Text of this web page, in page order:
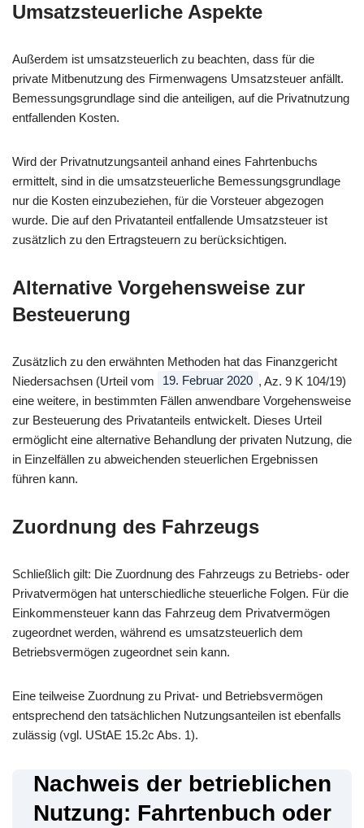
Umsatzsteuerliche Aspekte
Außerdem ist umsatzsteuerlich zu beachten, dass für die
private Mitbenutzung des Firmenwagens Umsatzsteuer anfällt.
Bemessungsgrundlage sind die anteiligen, auf die Privatnutzung
entfallenden Kosten.
Wird der Privatnutzungsanteil anhand eines Fahrtenbuchs
ermittelt, sind in die umsatzsteuerliche Bemessungsgrundlage
nur die Kosten einzubeziehen, für die Vorsteuer abgezogen
wurde. Die auf den Privatanteil entfallende Umsatzsteuer ist
zusätzlich zu den Ertragsteuern zu berücksichtigen.
Alternative Vorgehensweise zur
Besteuerung
Zusätzlich zu den erwähnten Methoden hat das Finanzgericht
Niedersachsen (Urteil vom
19. Februar 2020 , Az. 9 K 104/19)
eine weitere, in bestimmten Fällen anwendbare Vorgehensweise
zur Besteuerung des Privatanteils entwickelt. Dieses Urteil
ermöglicht eine alternative Behandlung der privaten Nutzung, die
in Einzelfällen zu abweichenden steuerlichen Ergebnissen
führen kann.
Zuordnung des Fahrzeugs
Schließlich gilt: Die Zuordnung des Fahrzeugs zu Betriebs- oder
Privatvermögen hat unterschiedliche steuerliche Folgen. Für die
Einkommensteuer kann das Fahrzeug dem Privatvermögen
zugeordnet werden, während es umsatzsteuerlich dem
Betriebsvermögen zugeordnet sein kann.
Eine teilweise Zuordnung zu Privat- und Betriebsvermögen
entsprechend den tatsächlichen Nutzungsanteilen ist ebenfalls
zulässig (vgl. UStAE 15.2c Abs. 1).
Nachweis der betrieblichen
Nutzung: Fahrtenbuch oder